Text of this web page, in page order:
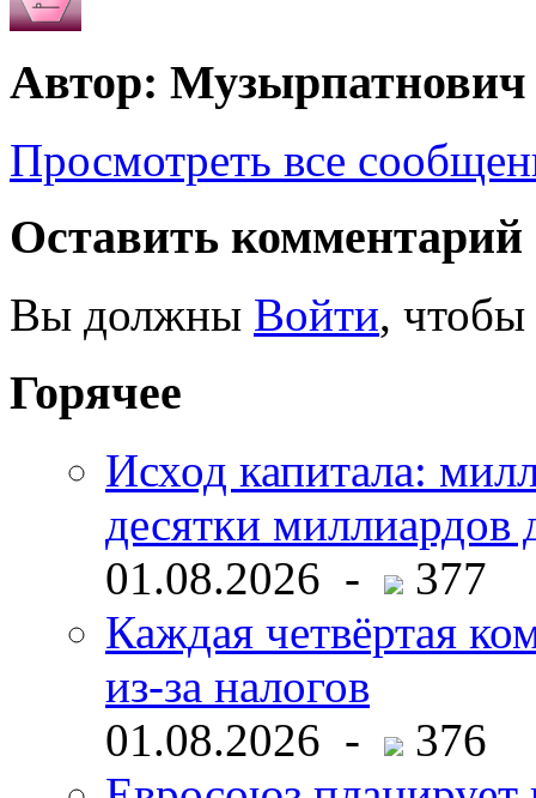
Автор: Музырпатнович
Просмотреть все
Оставить комментарий
Вы должны Войти, чтобы
Горячее
Исход капитала:
десятки миллиардов
01.08.2026 -
377
Каждая четвёртая
из-за налогов
01.08.2026 -
376